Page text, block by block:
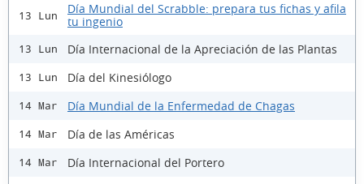
13 Lun
Día Mundial del Scrabble: prepara tus fichas y afila
tu ingenio
13 Lun Día Internacional de la Apreciación de las Plantas
13 Lun Día del Kinesiólogo
14 Mar Día Mundial de la Enfermedad de Chagas
14 Mar Día de las Américas
14 Mar Día Internacional del Portero